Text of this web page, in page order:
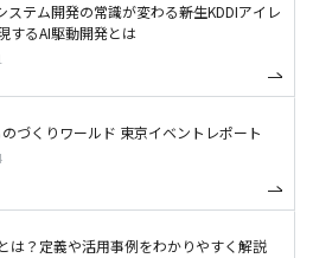
ステム開発の常識が変わる――新生KDDIアイレ
するAI駆動開発とは
づくりワールド 東京イベントレポート
は？定義や活用事例をわかりやすく解説